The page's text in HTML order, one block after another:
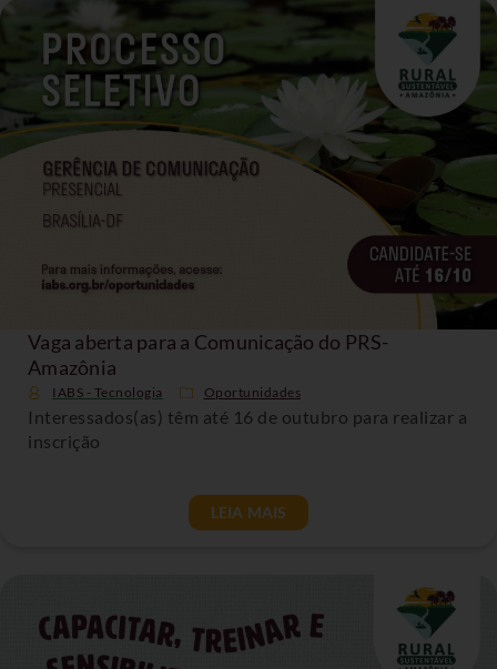
Vaga aberta para a Comunicação do PRS-
Amazônia
IABS - Tecnologia Oportunidades
Interessados(as) têm até 16 de outubro para realizar a
inscrição
LEIA MAIS